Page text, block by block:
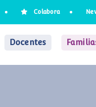
Colabora
Docentes